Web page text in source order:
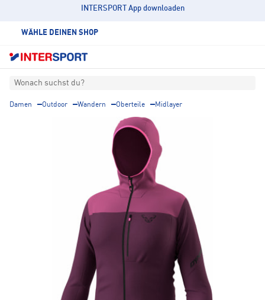
INTERSPORT App downloaden
WÄHLE DEINEN SHOP
Wonach suchst du?
Damen Outdoor Wandern Oberteile Midlayer